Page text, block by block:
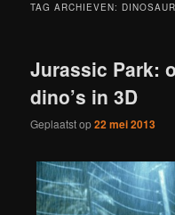
TAG ARCHIEVEN:
Jurassic Park:
dino’s in 3D
Geplaatst op22 mei 2013